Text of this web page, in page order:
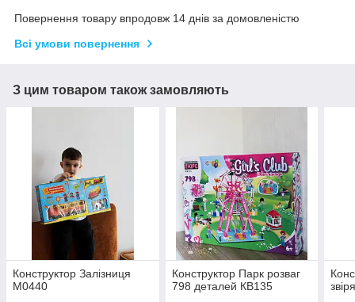
Повернення товару впродовж 14 днів за домовленістю
Всі умови повернення
З цим товаром також замовляють
Конструктор Залізниця
М0440
Конструктор Парк розваг
798 деталей КВ135